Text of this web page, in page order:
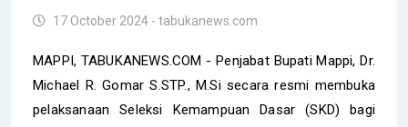
17 October 2024 - tabukanews.com
MAPPI, TABUKANEWS.COM - Penjabat Bupati Mappi, Dr.
Michael R. Gomar S.STP., M.Si secara resmi membuka
pelaksanaan Seleksi Kemampuan Dasar (SKD) bagi